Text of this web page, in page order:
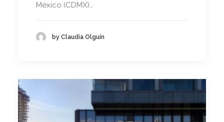
México (CDMX)…
by Claudia Olguín